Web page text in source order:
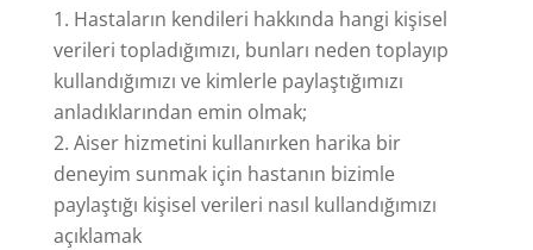
Hastaların kendileri hakkında hangi kişisel
verileri topladığımızı, bunları neden toplayıp
kullandığımızı ve kimlerle paylaştığımızı
anladıklarından emin olmak;
Aiser hizmetini kullanırken harika bir
deneyim sunmak için hastanın bizimle
paylaştığı kişisel verileri nasıl kullandığımızı
açıklamak